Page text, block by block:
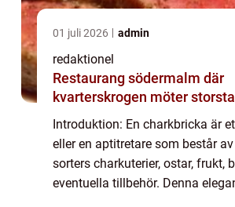
01 juli 2026 admin
redaktionel
Restaurang södermalm där
kvarterskrogen möter
Introduktion: En charkbricka är
eller en aptitretare som består
sorters charkuterier, ostar, frukt,
eventuella tillbehör. Denna